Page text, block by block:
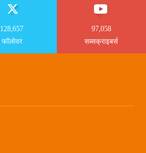
128,657
फॉलोवर
97,058
सब्सक्राइबर्स